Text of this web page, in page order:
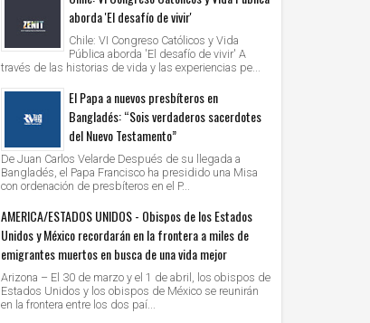
aborda 'El desafío de vivir'
Chile: VI Congreso Católicos y Vida
Pública aborda 'El desafío de vivir' A
través de las historias de vida y las experiencias pe...
El Papa a nuevos presbíteros en
Bangladés: “Sois verdaderos sacerdotes
del Nuevo Testamento”
De Juan Carlos Velarde Después de su llegada a
Bangladés, el Papa Francisco ha presidido una Misa
con ordenación de presbíteros en el P...
AMERICA/ESTADOS UNIDOS - Obispos de los Estados
Unidos y México recordarán en la frontera a miles de
emigrantes muertos en busca de una vida mejor
Arizona – El 30 de marzo y el 1 de abril, los obispos de
Estados Unidos y los obispos de México se reunirán
en la frontera entre los dos paí...